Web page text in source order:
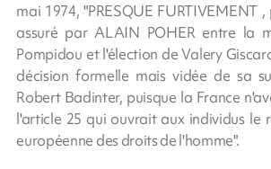
mai 1974, "PRESQUE FURTIVEMENT
assuré par ALAIN POHER entre la
Pompidou et l'élection de Valery
décision formelle mais vidée de sa
Robert Badinter, puisque la France
l'article 25 qui ouvrait aux individus le
européenne des droits de l'homme".